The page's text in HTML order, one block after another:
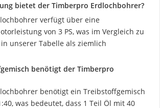
bietet der Timberpro Erdlochbohrer?
verfügt über eine
von 3 PS, was im Vergleich zu
unserer Tabelle als ziemlich
benötigt der Timberpro
benötigt ein Treibstoffgemisch
was bedeutet, dass 1 Teil Öl mit 40